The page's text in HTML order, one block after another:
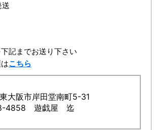
送
記までお送り下さい
こちら
大阪市岸田堂南町5-31
4858 遊戯屋 迄